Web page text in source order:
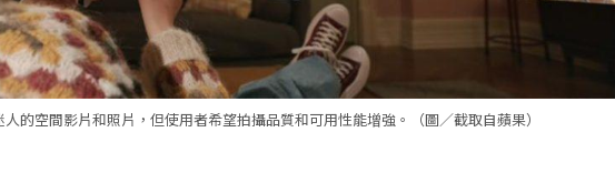
的空間影片和照片，但使用者希望拍攝品質和可用性能增強。（圖／截取自蘋果）